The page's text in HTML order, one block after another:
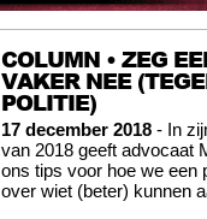
COLUMN • ZEG
VAKER NEE
POLITIE)
17 december 2018 - In
van 2018 geeft advocaat
ons tips voor hoe we een
over wiet (beter) kunnen